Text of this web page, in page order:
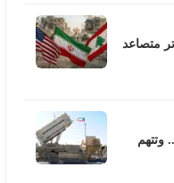
متصاعد
وتتهم